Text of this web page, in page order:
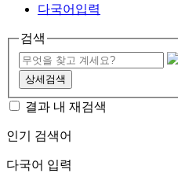
다국어입력
검색
상세검색
결과 내 재검색
인기 검색어
다국어 입력